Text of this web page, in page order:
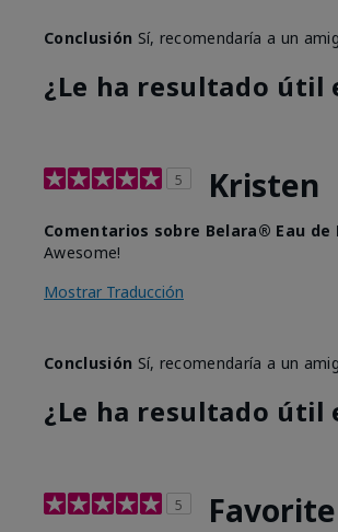
Conclusión Sí, recomendaría a un
¿Le ha resultado útil
5 Kristen
Comentarios sobre Belara® Eau de
Awesome!
Mostrar Traducción
Conclusión Sí, recomendaría a un
¿Le ha resultado útil
5